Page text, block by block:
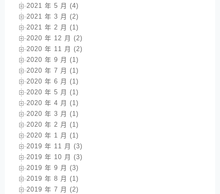
2021 年 5 月 (4)
2021 年 3 月 (2)
2021 年 2 月 (1)
2020 年 12 月 (2)
2020 年 11 月 (2)
2020 年 9 月 (1)
2020 年 7 月 (1)
2020 年 6 月 (1)
2020 年 5 月 (1)
2020 年 4 月 (1)
2020 年 3 月 (1)
2020 年 2 月 (1)
2020 年 1 月 (1)
2019 年 11 月 (3)
2019 年 10 月 (3)
2019 年 9 月 (3)
2019 年 8 月 (1)
2019 年 7 月 (2)